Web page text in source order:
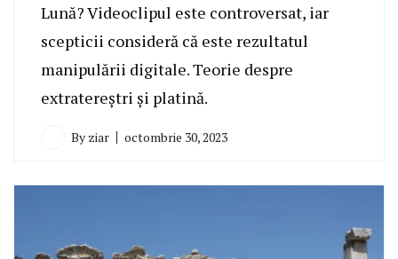
Lună? Videoclipul este controversat, iar
scepticii consideră că este rezultatul
manipulării digitale. Teorie despre
extratereștri și platină.
By ziar octombrie 30, 2023